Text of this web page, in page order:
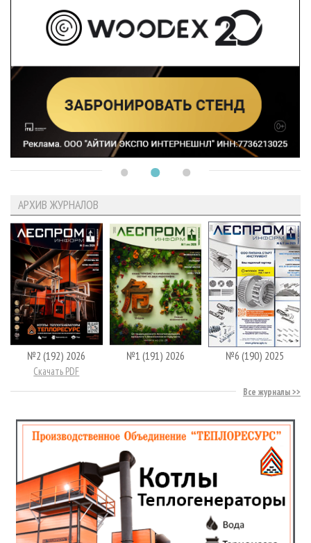
АРХИВ ЖУРНАЛОВ
№2 (192) 2026
Скачать PDF
№1 (191) 2026 №6 (190) 2025
Все журналы